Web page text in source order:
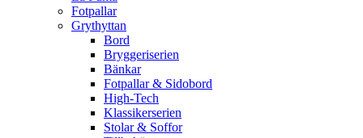
Fotpallar
Grythyttan
Bord
Bryggeriserien
Bänkar
Fotpallar & Sidobord
High-Tech
Klassikerserien
Stolar & Soffor